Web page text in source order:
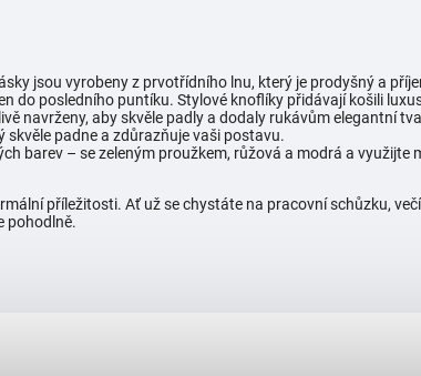
jsou vyrobeny z prvotřídního lnu, který je prodyšný a
do posledního puntíku. Stylové knoflíky přidávají košili
navrženy, aby skvěle padly a dodaly rukávům elegantní
skvěle padne a zdůrazňuje vaši postavu.
barev – se zeleným proužkem, růžová a modrá a využijte
příležitosti. Ať už se chystáte na pracovní schůzku,
pohodlně.